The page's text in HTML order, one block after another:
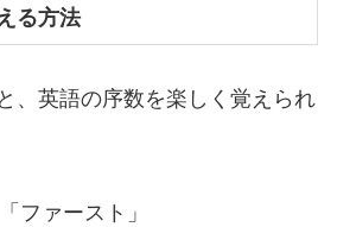
る方法
、英語の序数を楽しく覚えられ
ファースト」